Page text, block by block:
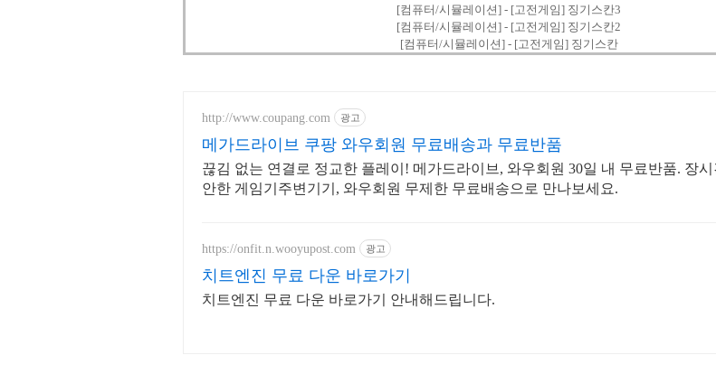
[컴퓨터/시뮬레이션] - [고전게임] 징기스칸3
[컴퓨터/시뮬레이션] - [고전게임] 징기스칸2
[컴퓨터/시뮬레이션] - [고전게임] 징기스칸
http://www.coupang.com 광고
메가드라이브 쿠팡 와우회원 무료배송과 무료반품
끊김 없는 연결로 정교한 플레이! 메가드라이브, 와우회원 30일 내 무료반품. 장시
안한 게임기주변기기, 와우회원 무제한 무료배송으로 만나보세요.
https://onfit.n.wooyupost.com 광고
치트엔진 무료 다운 바로가기
치트엔진 무료 다운 바로가기 안내해드립니다.